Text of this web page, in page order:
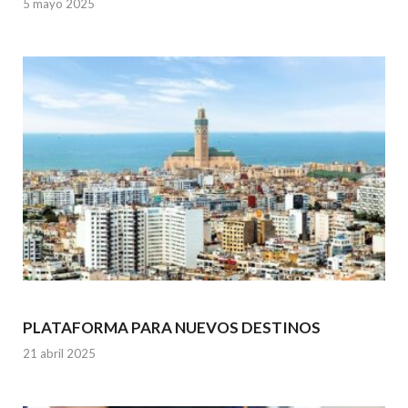
5 mayo 2025
PLATAFORMA PARA NUEVOS DESTINOS
21 abril 2025